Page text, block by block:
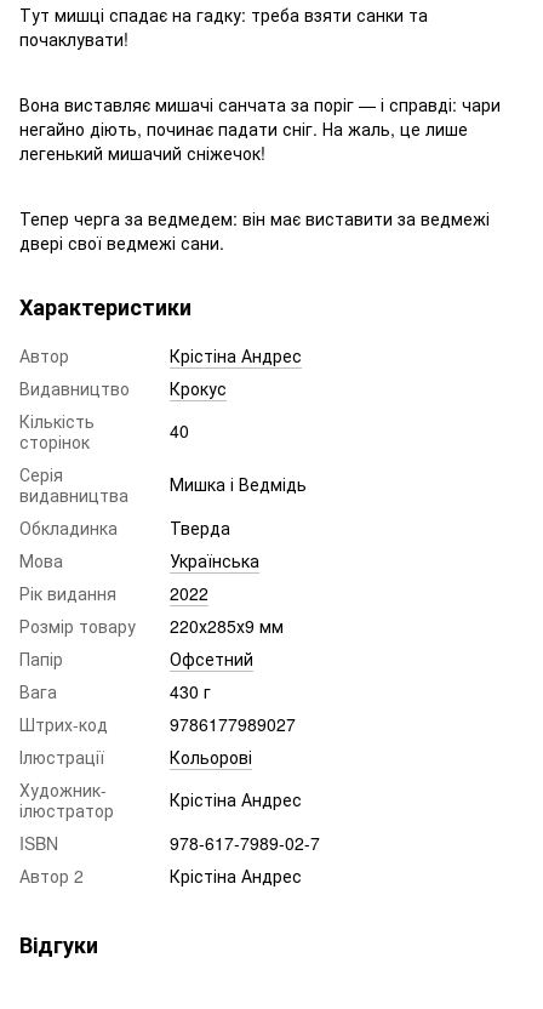
Тут мишці спадає на гадку: треба взяти санки та
почаклувати!
Вона виставляє мишачі санчата за поріг — і справді: чари
негайно діють, починає падати сніг. На жаль, це лише
легенький мишачий сніжечок!
Тепер черга за ведмедем: він має виставити за ведмежі
двері свої ведмежі сани.
Характеристики
Автор
Крістіна Андрес
Видавництво
Крокус
Кількість
сторінок
40
Серія
видавництва
Мишка і Ведмідь
Обкладинка
Тверда
Мова
Українська
Рік видання
2022
Розмір товару
220х285х9 мм
Папір
Офсетний
Вага
430 г
Штрих-код
9786177989027
Ілюстрації
Кольорові
Художник-
ілюстратор
Крістіна Андрес
ISBN
978-617-7989-02-7
Автор 2
Крістіна Андрес
Відгуки